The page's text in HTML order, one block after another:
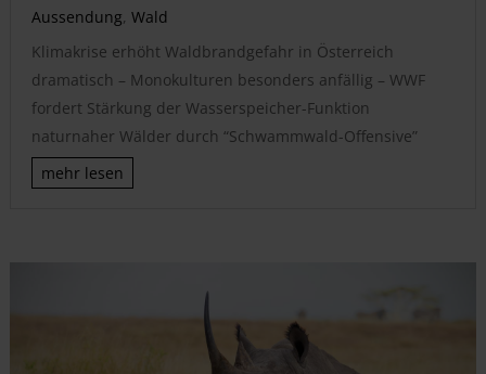
Aussendung, Wald
Klimakrise erhöht Waldbrandgefahr in Österreich
dramatisch – Monokulturen besonders anfällig – WWF
fordert Stärkung der Wasserspeicher-Funktion
naturnaher Wälder durch “Schwammwald-Offensive”
mehr lesen